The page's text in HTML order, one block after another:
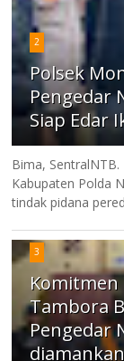
2
Polsek
Pengedar
Siap Edar
Bima,
Kabupaten Polda
tindak pidana
3
Komitmen
Tambora
Pengedar